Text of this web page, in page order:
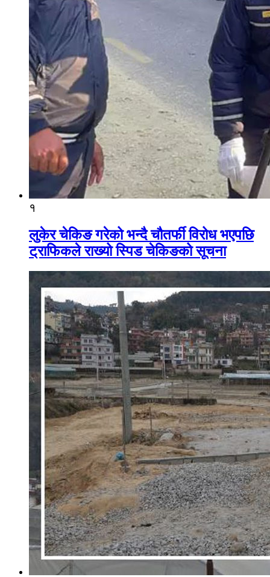
१
लुकेर चेकिङ गरेको भन्दै चौतर्फी विरोध भएपछि
ट्राफिकले राख्यो स्पिड चेकिङको सूचना